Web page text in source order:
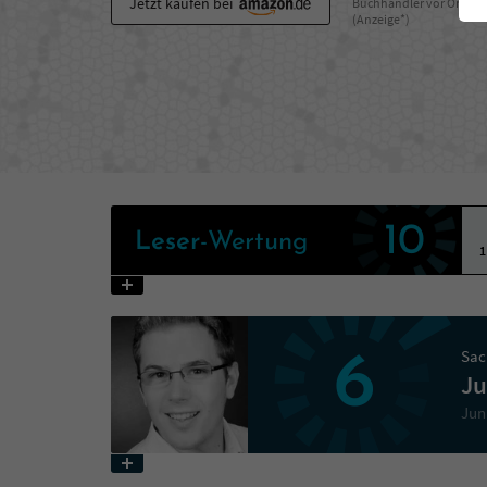
(Anzeige*)
Leser-Wertung 10
1
6